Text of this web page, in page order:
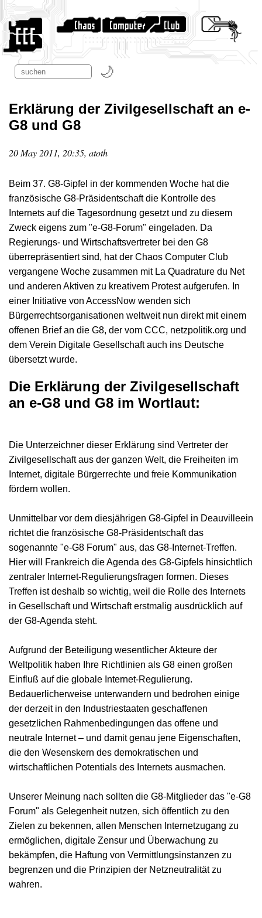
Erklärung der Zivilgesellschaft an e-
G8 und G8
20 May 2011, 20:35, atoth
Beim 37. G8-Gipfel in der kommenden Woche hat die
französische G8-Präsidentschaft die Kontrolle des
Internets auf die Tagesordnung gesetzt und zu diesem
Zweck eigens zum "e-G8-Forum" eingeladen. Da
Regierungs- und Wirtschaftsvertreter bei den G8
überrepräsentiert sind, hat der Chaos Computer Club
vergangene Woche zusammen mit La Quadrature du Net
und anderen Aktiven zu kreativem Protest aufgerufen. In
einer Initiative von AccessNow wenden sich
Bürgerrechtsorganisationen weltweit nun direkt mit einem
offenen Brief an die G8, der vom CCC, netzpolitik.org und
dem Verein Digitale Gesellschaft auch ins Deutsche
übersetzt wurde.
Die Erklärung der Zivilgesellschaft
an e-G8 und G8 im Wortlaut:
Die Unterzeichner dieser Erklärung sind Vertreter der
Zivilgesellschaft aus der ganzen Welt, die Freiheiten im
Internet, digitale Bürgerrechte und freie Kommunikation
fördern wollen.
Unmittelbar vor dem diesjährigen G8-Gipfel in Deauvilleein
richtet die französische G8-Präsidentschaft das
sogenannte "e-G8 Forum" aus, das G8-Internet-Treffen.
Hier will Frankreich die Agenda des G8-Gipfels hinsichtlich
zentraler Internet-Regulierungsfragen formen. Dieses
Treffen ist deshalb so wichtig, weil die Rolle des Internets
in Gesellschaft und Wirtschaft erstmalig ausdrücklich auf
der G8-Agenda steht.
Aufgrund der Beteiligung wesentlicher Akteure der
Weltpolitik haben Ihre Richtlinien als G8 einen großen
Einfluß auf die globale Internet-Regulierung.
Bedauerlicherweise unterwandern und bedrohen einige
der derzeit in den Industriestaaten geschaffenen
gesetzlichen Rahmenbedingungen das offene und
neutrale Internet – und damit genau jene Eigenschaften,
die den Wesenskern des demokratischen und
wirtschaftlichen Potentials des Internets ausmachen.
Unserer Meinung nach sollten die G8-Mitglieder das "e-G8
Forum" als Gelegenheit nutzen, sich öffentlich zu den
Zielen zu bekennen, allen Menschen Internetzugang zu
ermöglichen, digitale Zensur und Überwachung zu
bekämpfen, die Haftung von Vermittlungsinstanzen zu
begrenzen und die Prinzipien der Netzneutralität zu
wahren.